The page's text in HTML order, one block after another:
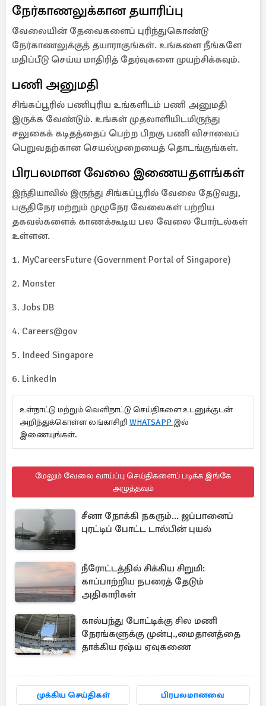
நேர்காணலுக்கான தயாரிப்பு
வேலையின் தேவைகளைப் புரிந்துகொண்டு
நேர்காணலுக்குத் தயாராகுங்கள். உங்களை நீங்களே
மதிப்பீடு செய்ய மாதிரித் தேர்வுகளை முயற்சிக்கவும்.
பணி அனுமதி
சிங்கப்பூரில் பணிபுரிய உங்களிடம் பணி அனுமதி
இருக்க வேண்டும். உங்கள் முதலாளியிடமிருந்து
சலுகைக் கடிதத்தைப் பெற்ற பிறகு பணி விசாவைப்
பெறுவதற்கான செயல்முறையைத் தொடங்குங்கள்.
பிரபலமான வேலை இணையதளங்கள்
இந்தியாவில் இருந்து சிங்கப்பூரில் வேலை தேடுவது,
பகுதிநேர மற்றும் முழுநேர வேலைகள் பற்றிய
தகவல்களைக் காணக்கூடிய பல வேலை போர்டல்கள்
உள்ளன.
1. MyCareersFuture (Government Portal of Singapore)
2. Monster
3. Jobs DB
4. Careers@gov
5. Indeed Singapore
6. LinkedIn
உள்நாட்டு மற்றும் வெளிநாட்டு செய்திகளை உடனுக்குடன்
அறிந்துக்கொள்ள லங்காசிறி WHATSAPP இல்
இணையுங்கள்.
மேலும் வேலை வாய்ப்பு செய்திகளைப் படிக்க இங்கே
அழுத்தவும்
சீனா நோக்கி நகரும்... ஜப்பானைப்
புரட்டிப் போட்ட டால்பின் புயல்
நீரோட்டத்தில் சிக்கிய சிறுமி:
காப்பாற்றிய நபரைத் தேடும்
அதிகாரிகள்
கால்பந்து போட்டிக்கு சில மணி
நேரங்களுக்கு முன்பு.,மைதானத்தை
தாக்கிய ரஷ்ய ஏவுகணை
முக்கிய செய்திகள் பிரபலமானவை